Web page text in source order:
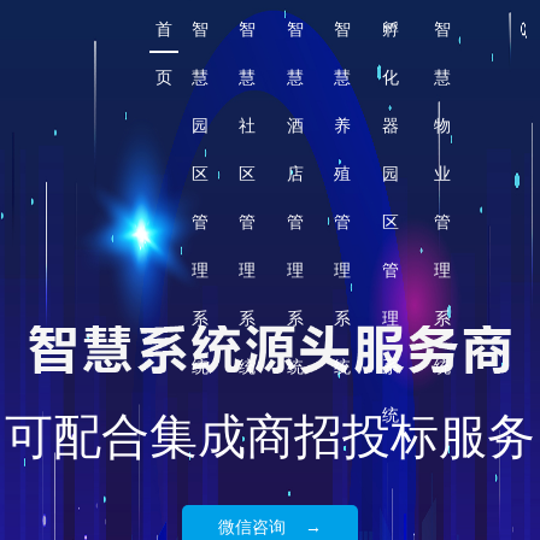
首
页
智
慧
园
区
管
理
系
统
智
慧
社
区
管
理
系
统
智
慧
酒
店
管
理
系
统
智
慧
养
殖
管
理
系
统
孵
化
器
园
区
管
理
系
统
智
慧
物
业
管
理
系
统
可配合集成商招投标服务
微信咨询 →